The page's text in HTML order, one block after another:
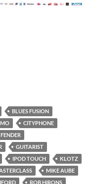
BLUES FUSION
CITYPHONE
FENDER
GUITARIST
IPOD TOUCH
KLOTZ
MIKE AUBE
ROB HIRONS